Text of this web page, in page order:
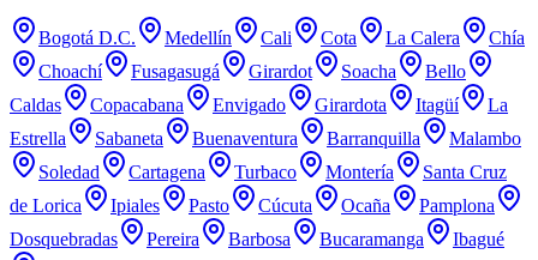
Bogotá D.C. Medellín Cali Cota La Calera
Chía
Choachí
Fusagasugá Girardot Soacha
Bello
Caldas
Copacabana Envigado Girardota Itagüí
La
Estrella
Sabaneta Buenaventura Barranquilla
Malambo
Soledad
Cartagena Turbaco Montería
Santa Cruz
de Lorica
Ipiales Pasto Cúcuta Ocaña
Pamplona
Dosquebradas
Pereira Barbosa Bucaramanga
Ibagué